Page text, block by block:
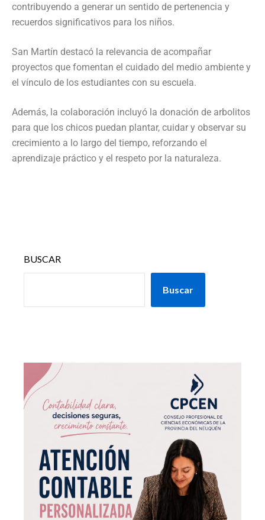
contribuyendo a generar un sentido de pertenencia y
recuerdos significativos para los niños.
San Martín destacó la relevancia de acompañar
proyectos que fomentan el cuidado del medio ambiente y
el vínculo de los estudiantes con su escuela.
Además, la colaboración incluyó la donación de arbolitos
para que los chicos puedan plantar, cuidar y observar su
crecimiento a lo largo del tiempo, reforzando el
aprendizaje práctico y el respeto por la naturaleza.
BUSCAR
Buscar